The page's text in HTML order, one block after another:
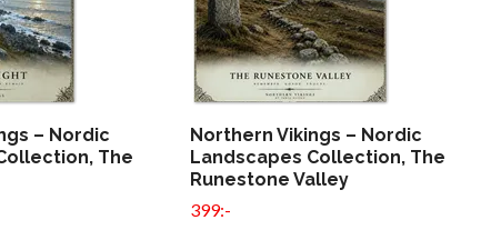
– Nordic
The
Northern Vikings – Nordic
Landscapes Collection, The
Runestone Valley
399:-